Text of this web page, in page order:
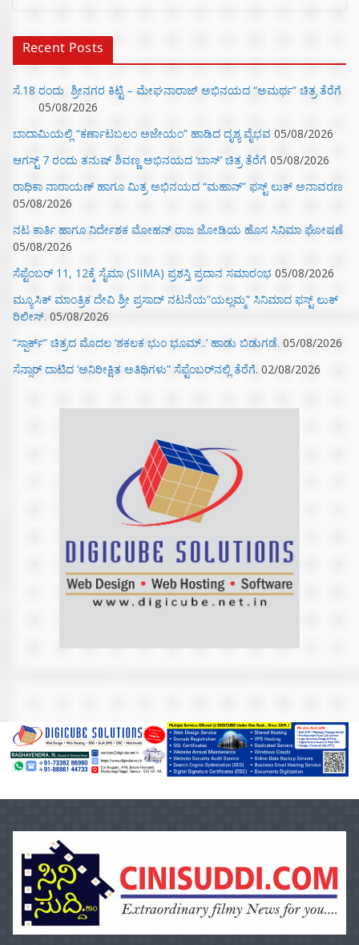
Recent Posts
ಸೆ.18 ರಂದು ಶ್ರೀನಗರ ಕಿಟ್ಟಿ – ಮೇಘನಾರಾಜ್ ಅಭಿನಯದ “ಅಮರ್ಥ” ಚಿತ್ರ ತೆರೆಗೆ
05/08/2026
ಬಾದಾಮಿಯಲ್ಲಿ “ಕರ್ಣಾಟಬಲಂ ಅಜೇಯಂ” ಹಾಡಿದ ದೃಶ್ಯ ವೈಭವ 05/08/2026
ಆಗಸ್ಟ್ 7 ರಂದು ತನುಷ್ ಶಿವಣ್ಣ ಅಭಿನಯದ ‘ಬಾಸ್’ ಚಿತ್ರ ತೆರೆಗೆ 05/08/2026
ರಾಧಿಕಾ ನಾರಾಯಣ್ ಹಾಗೂ ಮಿತ್ರ ಅಭಿನಯದ “ಮಹಾನ್” ಫಸ್ಟ್ ಲುಕ್ ಅನಾವರಣ
05/08/2026
ನಟ ಕಾರ್ತಿ ಹಾಗೂ ನಿರ್ದೇಶಕ ಮೋಹನ್ ರಾಜ ಜೋಡಿಯ ಹೊಸ ಸಿನಿಮಾ ಘೋಷಣೆ
05/08/2026
ಸೆಪ್ಟೆಂಬರ್ 11, 12ಕ್ಕೆ ಸೈಮಾ (SIIMA) ಪ್ರಶಸ್ತಿ ಪ್ರದಾನ ಸಮಾರಂಭ 05/08/2026
ಮ್ಯೂಸಿಕ್‌ ಮಾಂತ್ರಿಕ ದೇವಿ ಶ್ರೀ ಪ್ರಸಾದ್ ನಟನೆಯ”ಯಲ್ಲಮ್ಮ” ಸಿನಿಮಾದ ಫಸ್ಟ್‌ ಲುಕ್‌
ರಿಲೀಸ್. 05/08/2026
“ಸ್ಪಾರ್ಕ್” ಚಿತ್ರದ ಮೊದಲ‌ ‘ಶಕಲಕ ಭುಂ‌ ಭೂಮ್..’ ಹಾಡು ಬಿಡುಗಡೆ. 05/08/2026
ಸೆನ್ಸಾರ್ ದಾಟಿದ ‘ಅನಿರೀಕ್ಷಿತ ಅತಿಥಿಗಳು” ಸೆಪ್ಟೆಂಬರ್‌ನಲ್ಲಿ ತೆರೆಗೆ. 02/08/2026